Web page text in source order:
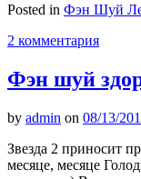
Posted in Фэн Шуй
2 комментария
Фэн шуй
by admin on 08/13/
Звезда 2 приносит
месяце, месяце